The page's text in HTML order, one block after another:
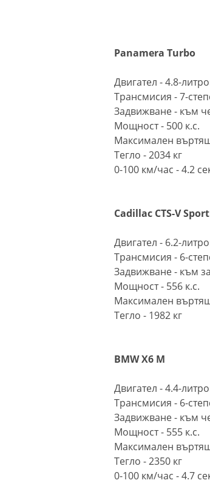
Panamera Turbo
Двигател - 4.8-
Трансмисия - 7-
Задвижване - към
Мощност - 500 к.с.
Максимален
Тегло - 2034 кг
0-100 км/час - 4.2
Cadillac CTS-V
Двигател - 6.2-
Трансмисия - 6-
Задвижване - към
Мощност - 556 к.с.
Максимален
Тегло - 1982 кг
BMW X6 M
Двигател - 4.4-
Трансмисия - 6-
Задвижване - към
Мощност - 555 к.с.
Максимален
Тегло - 2350 кг
0-100 км/час - 4.7